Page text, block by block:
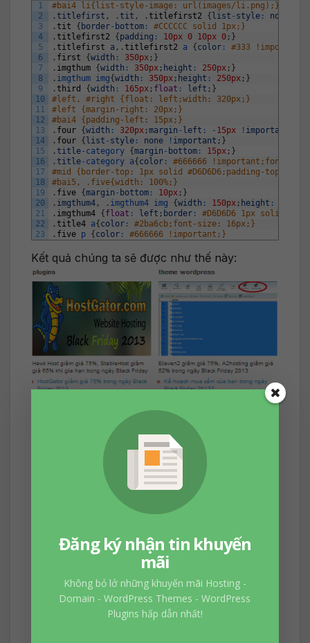
1
2
3
4
5
6
7
8
9
10
11
12
13
14
15
16
17
18
19
20
21
22
23
#bai4 li{list-style-image: url(images/li.png);}
. titlefirst , . tit , . titlefirst2 { list - style : none
.tit { border- bottom :
#CCCCCC solid 1px;}
. titlefirst2 { padding : 10px 0 10px 0 ; }
.titlefirst a , .titlefirst2 a { color :
. first {width : 350px ; }
. imgthum {width : 350px ; height : 250px ; }
. imgthum img{width : 350px ; height : 250px ; }
.third {width : 165px ; float : left ; }
#left, #right {float: left;width: 320px;}
#left {margin-right: 20px;}
#bai4 {padding-left: 15px;}
. four {width : 320px ;margin - left : - 15px ! important
. four { list - style : none ! important ; }
.title- category {margin - bottom : 15px ; }
. title- category a{ color :
#666666 !important;font-
#mid {border-top: 1px solid #D6D6D6;padding-top:
#bai5, .five{width: 100%;}
. five {margin - bottom : 10px ; }
. imgthum4 , . imgthum4 img {width : 150px ; height :
. imgthum4 { float : left ; border :
#D6D6D6 1px
. title4 a{ color :
#2ba6cb;font-size: 16px;}
. five p { color : #666666 !important;}
Kết quả chúng ta sẽ được như thế này:
Bạn có thể tham khảo đoạn code trên và
chỉnh sửa lại cho phù hợp với mục đích của
bạn. Chúc bạn thành công!
Đăng ký nhận tin khuyến
mãi
Không bỏ lở những khuyến mãi Hosting -
Domain - WordPress Themes - WordPress
Plugins hấp dẫn nhất!